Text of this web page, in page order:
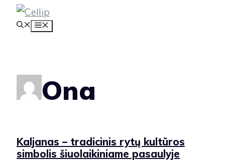
Pereiti
prie
Ona
Kaljanas – tradicinis rytų kultūros
simbolis šiuolaikiniame pasaulyje